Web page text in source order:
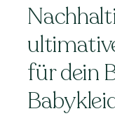
für dein